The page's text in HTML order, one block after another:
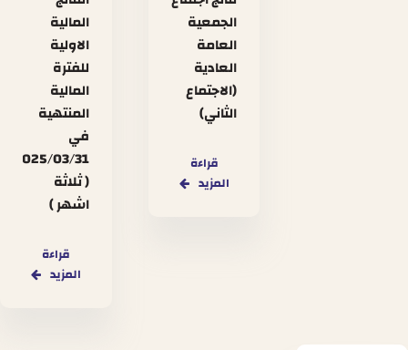
الجمعية
العامة
العادية
(الاجتماع
الثاني)
قراءة
المزيد
المالية
الاولية
للفترة
المالية
المنتهية
في
2025/03/31
( ثلاثة
اشهر )
قراءة
المزيد